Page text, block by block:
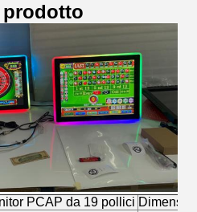
prodotto
PCAP da 19 pollici